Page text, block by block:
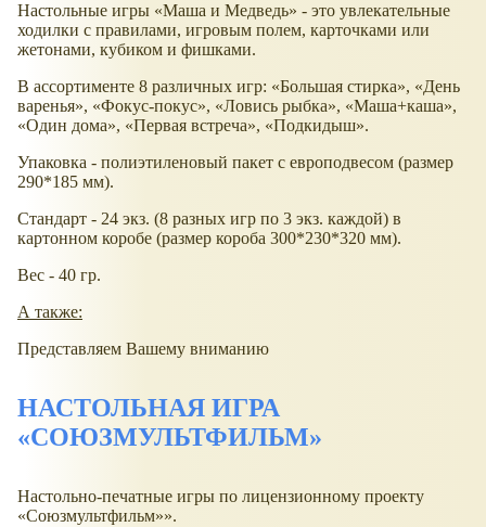
Настольные игры «Маша и Медведь» - это увлекательные
ходилки с правилами, игровым полем, карточками или
жетонами, кубиком и фишками.
В ассортименте 8 различных игр: «Большая стирка», «День
варенья», «Фокус-покус», «Ловись рыбка», «Маша+каша»,
«Один дома», «Первая встреча», «Подкидыш».
Упаковка - полиэтиленовый пакет с европодвесом (размер
290*185 мм).
Стандарт - 24 экз. (8 разных игр по 3 экз. каждой) в
картонном коробе (размер короба 300*230*320 мм).
Вес - 40 гр.
А также:
Представляем Вашему вниманию
НАСТОЛЬНАЯ ИГРА
«СОЮЗМУЛЬТФИЛЬМ»
Настольно-печатные игры по лицензионному проекту
«Союзмультфильм»».